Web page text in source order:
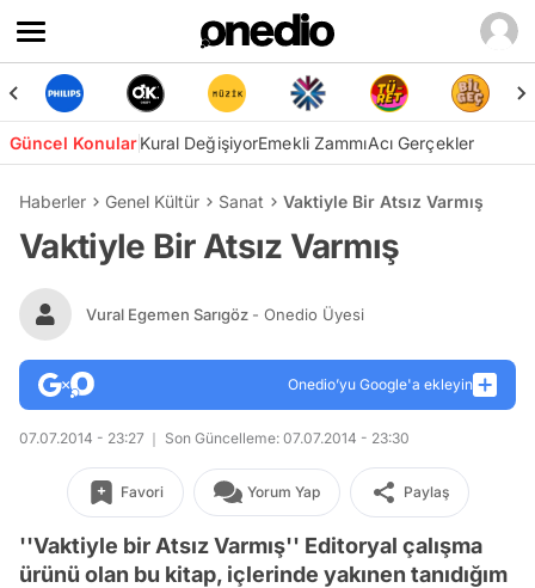
Güncel KonularKural DeğişiyorEmekli ZammıAcı Gerçekler
Haberler Genel Kültür Sanat Vaktiyle Bir Atsız Varmış
Vaktiyle Bir Atsız Varmış
Vural Egemen Sarıgöz - Onedio Üyesi
Onedio’yu Google'a ekleyin
07.07.2014 - 23:27 Son Güncelleme: 07.07.2014 - 23:30
Favori Yorum Yap Paylaş
''Vaktiyle bir Atsız Varmış'' Editoryal çalışma
ürünü olan bu kitap, içlerinde yakınen tanıdığım